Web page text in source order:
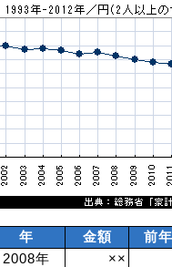
年 金額
前
2008年
××